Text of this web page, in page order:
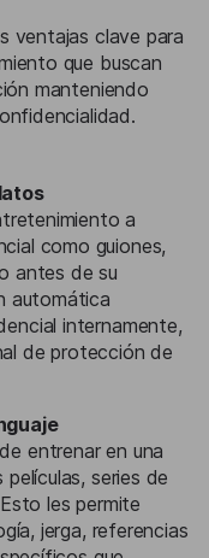
ventajas clave para
que buscan
manteniendo
a
como guiones,
antes de su
automática
internamente,
de protección de
entrenar en una
series de
les permite
jerga, referencias